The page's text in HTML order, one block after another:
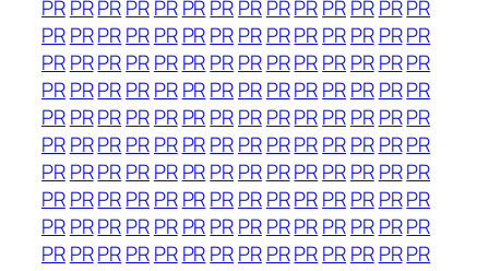
PRPRPRPRPR PRPRPRPRPRPRPR PRPR
PRPRPRPRPR PRPRPRPRPRPRPR PRPR
PRPRPRPRPR PRPRPRPRPRPRPR PRPR
PRPRPRPRPR PRPRPRPRPRPRPR PRPR
PRPRPRPRPR PRPRPRPRPRPRPR PRPR
PRPRPRPRPR PRPRPRPRPRPRPR PRPR
PRPRPRPRPR PRPRPRPRPRPRPR PRPR
PRPRPRPRPR PRPRPRPRPRPRPR PRPR
PRPRPRPRPR PRPRPRPRPRPRPR PRPR
PRPRPRPRPR PRPRPRPRPRPRPR PRPR